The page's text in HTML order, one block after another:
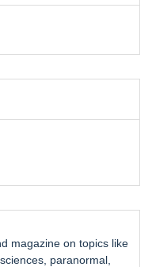
magazine on topics like
paranormal,